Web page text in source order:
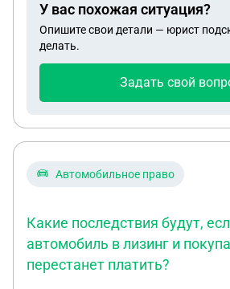
числятся 15 открытых
производств, они связаны с
кредитам/микрозаймам,
арестов я полностью лишена
Операции по картам отклонены,
нужно предпринять в первую очередь?
или с нарушениями? Возможно ли
ходатайствовать о частичном
ограничений для доступа к
У вас похожая ситуация?
Опишите свои детали — юрист
делать.
Задать свой
Автомобильное право
Какие последствия будут,
автомобиль в лизинг и
перестанет платить?